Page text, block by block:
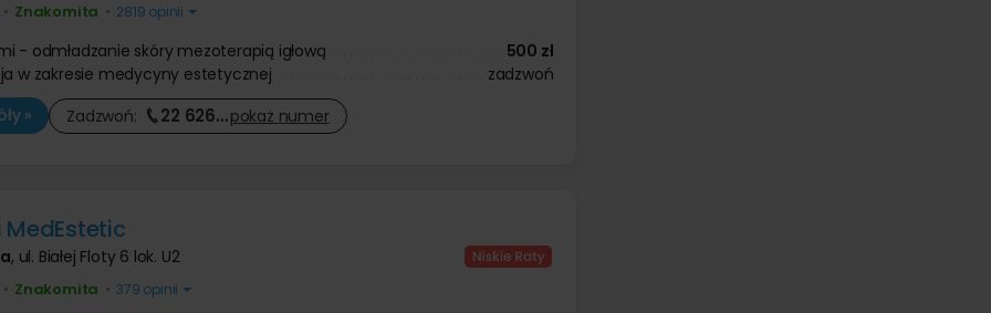
• Znakomita • 2819 opinii
- odmładzanie skóry mezoterapią igłową
500 zł
w zakresie medycyny estetycznej
zadzwoń
»
Zadzwoń: 22 626…pokaż numer
, ul. Białej Floty 6 lok. U2
• Znakomita • 379 opinii